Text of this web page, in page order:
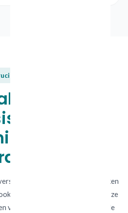
verschil
vs.
het
dat alles
in akoestiek: mensen denken
geluid tegenhouden. Dat doen ze
vooral het geluid binnen dezelfde